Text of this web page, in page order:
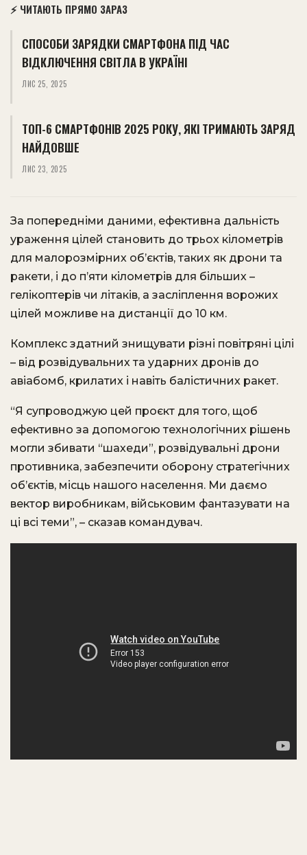
⚡ ЧИТАЮТЬ ПРЯМО ЗАРАЗ
СПОСОБИ ЗАРЯДКИ СМАРТФОНА ПІД ЧАС
ВІДКЛЮЧЕННЯ СВІТЛА В УКРАЇНІ
ЛИС 25, 2025
ТОП-6 СМАРТФОНІВ 2025 РОКУ, ЯКІ ТРИМАЮТЬ ЗАРЯД
НАЙДОВШЕ
ЛИС 23, 2025
За попередніми даними, ефективна дальність
ураження цілей становить до трьох кілометрів
для малорозмірних об’єктів, таких як дрони та
ракети, і до п’яти кілометрів для більших –
гелікоптерів чи літаків, а засліплення ворожих
цілей можливе на дистанції до 10 км.
Комплекс здатний знищувати різні повітряні цілі
– від розвідувальних та ударних дронів до
авіабомб, крилатих і навіть балістичних ракет.
“Я супроводжую цей проєкт для того, щоб
ефективно за допомогою технологічних рішень
могли збивати “шахеди”, розвідувальні дрони
противника, забезпечити оборону стратегічних
об’єктів, місць нашого населення. Ми даємо
вектор виробникам, військовим фантазувати на
ці всі теми”, – сказав командувач.